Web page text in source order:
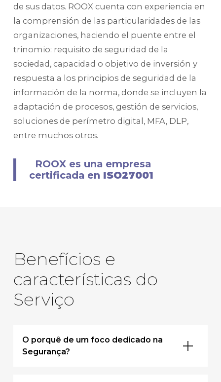
de sus datos. ROOX cuenta con experiencia en
la comprensión de las particularidades de las
organizaciones, haciendo el puente entre el
trinomio: requisito de seguridad de la
sociedad, capacidad o objetivo de inversión y
respuesta a los principios de seguridad de la
información de la norma, donde se incluyen la
adaptación de procesos, gestión de servicios,
soluciones de perímetro digital, MFA, DLP,
entre muchos otros.
ROOX es una empresa
certificada en ISO27001
Benefícios e
características do
Serviço
O porquê de um foco dedicado na
Segurança?